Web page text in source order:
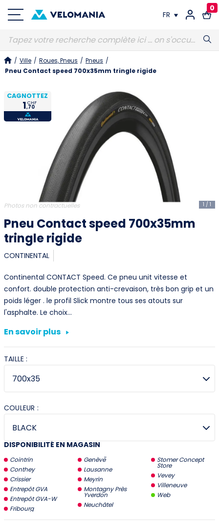
FR
FR
0
/ Ville / Roues, Pneus / Pneus /
Pneu Contact speed 700x35mm tringle rigide
CAGNOTTEZ
1,70
CHF
1 / 1
Photos non contractuelles
Pneu Contact speed 700x35mm
tringle rigide
CONTINENTAL
Continental CONTACT Speed. Ce pneu unit vitesse et
confort. double protection anti-crevaison, très bon grip et un
poids léger . le profil Slick montre tous ses atouts sur
l'asphalte. Le choix…
En savoir plus
TAILLE :
COULEUR :
DISPONIBILITÉ EN MAGASIN
Cointrin
Conthey
Crissier
Entrepôt GVA
Entrepôt GVA-W
Fribourg
Genève
Lausanne
Meyrin
Montagny Près
Yverdon
Neuchâtel
Stomer Concept
Store
Vevey
Villeneuve
Web